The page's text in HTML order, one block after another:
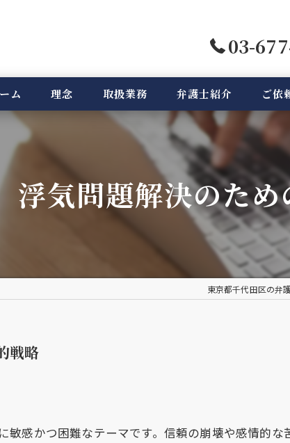
03-
ム 理念 取扱業務 弁護士紹介 ご依
浮気問題解決のた
東京都千代田区の弁
戦略
敏感かつ困難なテーマです。信頼の崩壊や感情的な